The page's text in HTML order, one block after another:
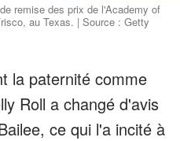
remise des prix de l'Academy of
au Texas. | Source : Getty
la paternité comme
Roll a changé d'avis
ce qui l'a incité à